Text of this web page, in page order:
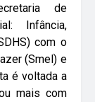
de
Infância,
com o
(Smel) e
é voltada a
mais com